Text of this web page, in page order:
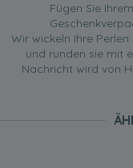
Fügen Sie
Wir wickeln Ihre
und runden sie mit
Nachricht wird von